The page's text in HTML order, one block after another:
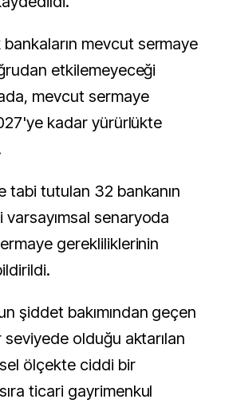
bankaların mevcut sermaye
etkilemeyeceği
mevcut sermaye
kadar yürürlükte
tabi tutulan 32 bankanın
varsayımsal senaryoda
gerekliliklerinin
şiddet bakımından geçen
seviyede olduğu aktarılan
ölçekte ciddi bir
ticari gayrimenkul